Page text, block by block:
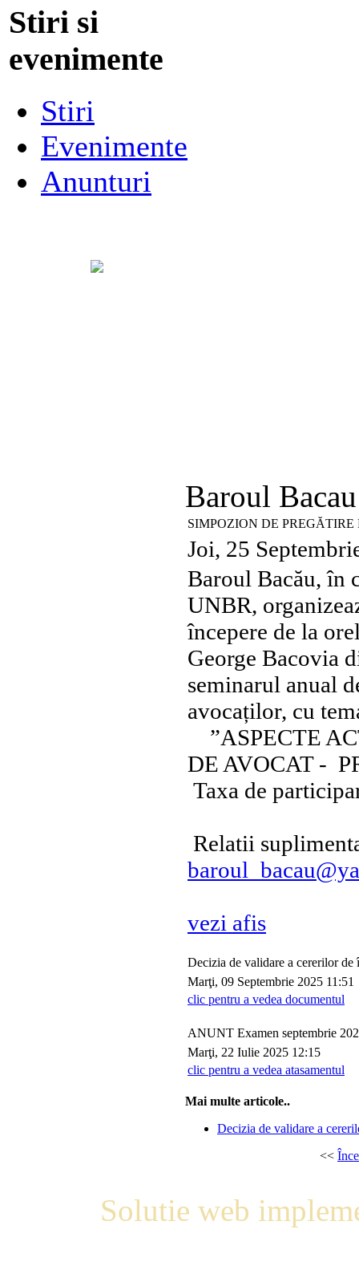
Stiri si
evenimente
Stiri
Evenimente
Anunturi
Baroul Bacau
SIMPOZION DE PREGĂTIRE
Joi, 25
Baroul Bacău, în
UNBR,
începere de la
George Bacovia
seminarul anual
avocaților, cu
”ASPECTE
DE AVOCAT -
Taxa de
Relatii
vezi afis
Decizia de validare a cererilor de
Marţi, 09 Septembrie 2025 11:51
clic pentru a vedea documentul
ANUNT Examen septembrie
Marţi, 22 Iulie 2025 12:15
clic pentru a vedea atasamentul
Mai multe articole..
Decizia de validare a
<<
Solutie web